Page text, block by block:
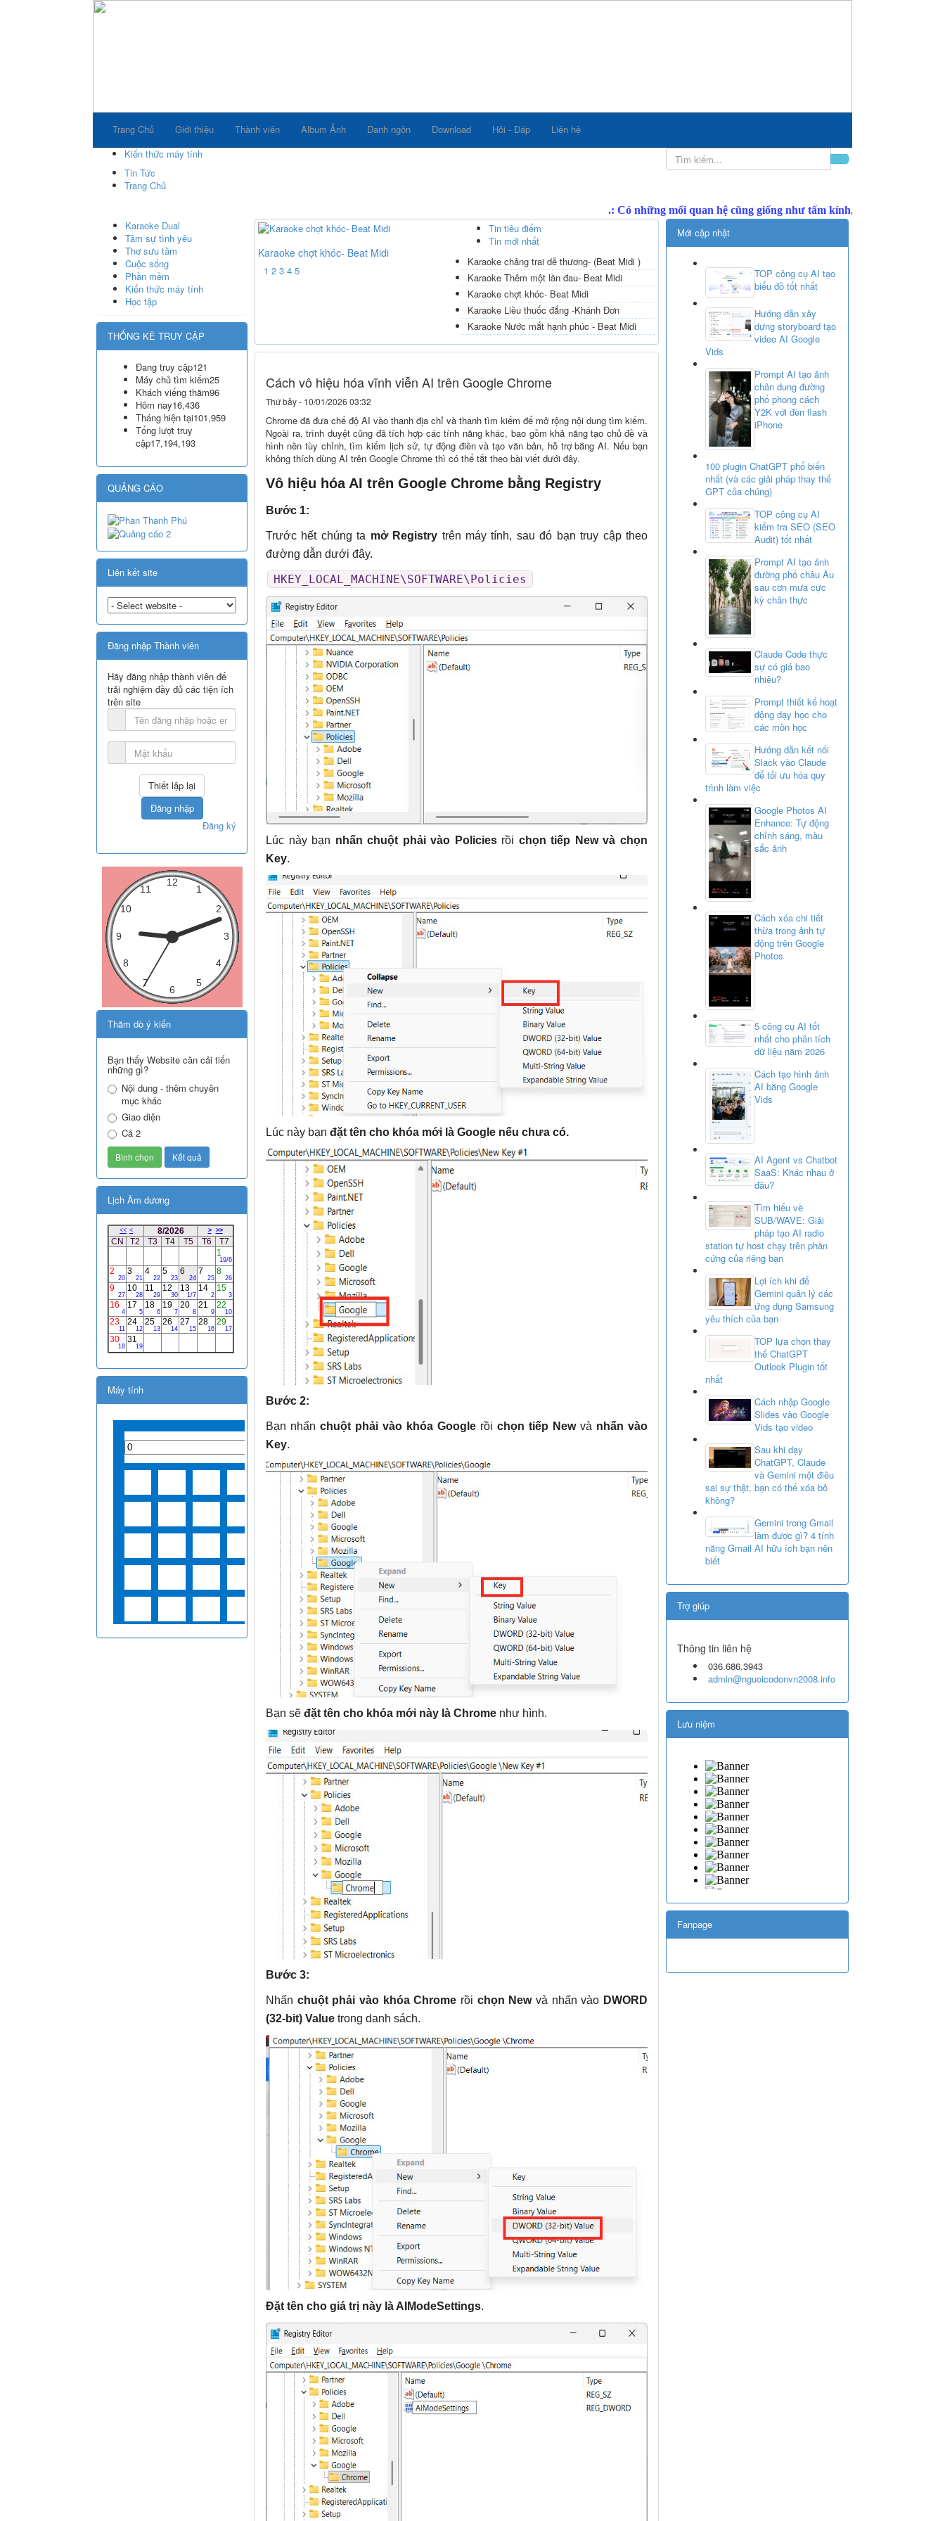
Trang Chủ Giới thiệu Thành viên Album Ảnh Danh ngôn Download Hỏi - Đáp
Liên hệ
Kiến thức máy tính
Tin Tức
Trang Chủ
Karaoke chợt khóc- Beat Midi
1 2 3 4 5
Tin tiêu điểm
Tin mới nhất
Karaoke chảng trai dễ thương- (Beat Midi )
Karaoke Thêm một lần đau- Beat Midi
Karaoke chợt khóc- Beat Midi
Karaoke Liều thuốc đắng -Khánh Đơn
Karaoke Nước mắt hạnh phúc - Beat Midi
Cách vô hiệu hóa vĩnh viễn AI trên Google Chrome
Thứ bảy - 10/01/2026 03:32
Chrome đã đưa chế độ AI vào thanh địa chỉ và thanh tìm kiếm để mở rộng nội dung tìm kiếm.
Ngoài ra, trình duyệt cũng đã tích hợp các tính năng khác, bao gồm khả năng tạo chủ đề và
hình nền tùy chỉnh, tìm kiếm lịch sử, tự động điền và tạo văn bản, hỗ trợ bằng AI. Nếu bạn
không thích dùng AI trên Google Chrome thì có thể tắt theo bài viết dưới đây.
Vô hiệu hóa AI trên Google Chrome bằng Registry
Bước 1:
Trước hết chúng ta mở Registry trên máy tính, sau đó bạn truy cập theo
đường dẫn dưới đây.
HKEY_LOCAL_MACHINE\SOFTWARE\Policies
Lúc này bạn nhấn chuột phải vào Policiesrồi chọn tiếp New và chọn
Key.
Lúc này bạn đặt tên cho khóa mới là Google nếu chưa có.
Bước 2:
Bạn nhấn chuột phải vào khóa Google rồi chọn tiếp Newvà nhấn vào
Key.
Bạn sẽ đặt tên cho khóa mới này là Chrome như hình.
Bước 3:
Nhấn chuột phải vào khóa Chrome rồi chọn Newvà nhấn vào DWORD
(32-bit) Value trong danh sách.
Đặt tên cho giá trị này là AIModeSettings.
Mới cập nhật
TOP công cụ AI tạo
biểu đồ tốt nhất
Hướng dẫn xây
dựng storyboard tạo
video AI Google
Vids
Prompt AI tạo ảnh
chân dung đường
phố phong cách
Y2K với đèn flash
iPhone
100 plugin ChatGPT phổ biến
nhất (và các giải pháp thay thế
GPT của chúng)
TOP công cụ AI
kiểm tra SEO (SEO
Audit) tốt nhất
Prompt AI tạo ảnh
đường phố châu Âu
sau cơn mưa cực
kỳ chân thực
Claude Code thực
sự có giá bao
nhiêu?
Prompt thiết kế hoạt
động dạy học cho
các môn học
Hướng dẫn kết nối
Slack vào Claude
để tối ưu hóa quy
trình làm việc
Google Photos AI
Enhance: Tự động
chỉnh sáng, màu
sắc ảnh
Cách xóa chi tiết
thừa trong ảnh tự
động trên Google
Photos
5 công cụ AI tốt
nhất cho phân tích
dữ liệu năm 2026
Cách tạo hình ảnh
AI bằng Google
Vids
AI Agent vs Chatbot
SaaS: Khác nhau ở
đâu?
Tìm hiểu về
SUB/WAVE: Giải
pháp tạo AI radio
station tự host chạy trên phần
cứng của riêng bạn
Lợi ích khi để
Gemini quản lý các
ứng dụng Samsung
yêu thích của bạn
TOP lựa chọn thay
thế ChatGPT
Outlook Plugin tốt
nhất
Cách nhập Google
Slides vào Google
Vids tạo video
Sau khi dạy
ChatGPT, Claude
và Gemini một điều
sai sự thật, bạn có thể xóa bỏ
không?
Gemini trong Gmail
làm được gì? 4 tính
năng Gmail AI hữu ích bạn nên
biết
Trợ giúp
Thông tin liên hệ
036.686.3943
admin@nguoicodonvn2008.info
Lưu niệm
Fanpage
Karaoke Dual
Tâm sự tình yêu
Thơ sưu tầm
Cuộc sống
Phần mềm
Kiến thức máy tính
Học tập
THỐNG KÊ TRUY CẬP
Đang truy cập121
Máy chủ tìm kiếm25
Khách viếng thăm96
Hôm nay16,436
Tháng hiện tại101,959
Tổng lượt truy
cập17,194,193
QUẢNG CÁO
Liên kết site
Đăng nhập Thành viên
Hãy đăng nhập thành viên để
trải nghiệm đầy đủ các tiện ích
trên site
Đăng nhập
Đăng ký
Thăm dò ý kiến
Bạn thấy Website cần cải tiến
những gì?
Nội dung - thêm chuyên
mục khác
Giao diện
Cả 2
Lịch Âm dương
Máy tính